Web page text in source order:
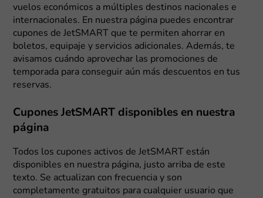
vuelos económicos a múltiples destinos nacionales e
internacionales. En nuestra página puedes encontrar
cupones de JetSMART que te permiten ahorrar en
boletos, equipaje y servicios adicionales. Además, te
avisamos cuándo aprovechar las promociones de
temporada para conseguir aún más descuentos en tus
reservas.
Cupones JetSMART disponibles en nuestra
página
Todos los cupones activos de JetSMART están
disponibles en nuestra página, justo arriba de este
texto. Se actualizan con frecuencia y son
completamente gratuitos para cualquier usuario que